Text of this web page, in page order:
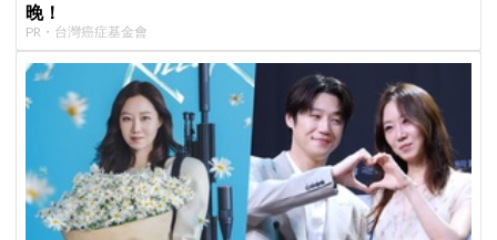
晚！
PR・台灣癌症基金會